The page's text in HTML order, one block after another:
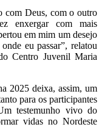
com Deus, com o outro
enxergar com mais
em mim um desejo
eu passar”, relatou
Centro Juvenil Maria
2025 deixa, assim, um
para os participantes
testemunho vivo do
vidas no Nordeste